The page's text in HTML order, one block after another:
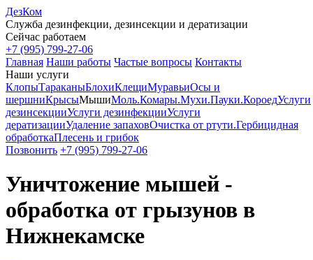
ДезКом
Служба дезинфекции, дезинсекции и дератизации
Сейчас работаем
+7 (995) 799-27-06
Главная Наши работы Частые вопросы Контакты
Наши услуги
КлопыТараканыБлохиКлещиМуравьиОсы и
шершниКрысыМышиМоль.Комары.Мухи.Пауки.КороедУслуги
дезинсекцииУслуги дезинфекцииУслуги
дератизацииУдаление запаховОчистка от ртути.Гербицидная
обработкаПлесень и грибок
Позвонить +7 (995) 799-27-06
Уничтожение мышей -
обработка от грызунов в
Нижнекамске